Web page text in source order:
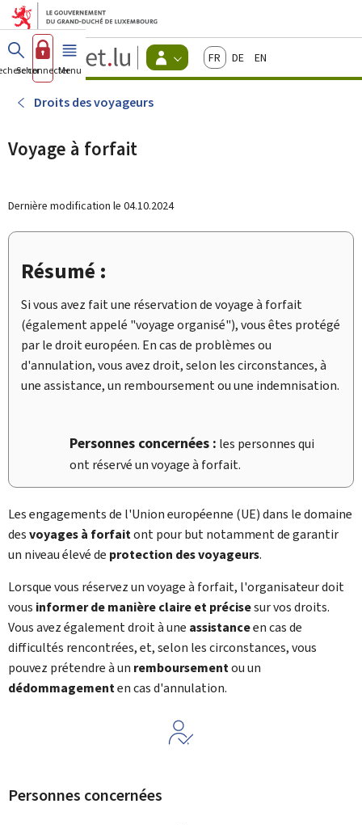
Aller au menu principal
Aller au contenu
Guichet.lu
Changer
d'espace
FrançaisDeutschEnglish
Se connecterMenu principal
Droits des voyageurs
Voyage à forfait
Dernière modification le 04.10.2024
Résumé :
Si vous avez fait une réservation de voyage à forfait
(également appelé "voyage organisé"), vous êtes protégé
par le droit européen. En cas de problèmes ou
d'annulation, vous avez droit, selon les circonstances, à
une assistance, un remboursement ou une indemnisation.
Personnes concernées : les personnes qui
ont réservé un voyage à forfait.
Les engagements de l'Union européenne (UE) dans le domaine
desvoyages à forfaitont pour but notamment de garantir
un niveau élevé de protection des voyageurs.
Lorsque vous réservez un voyage à forfait, l'organisateur doit
vous informer de manière claire et précisesur vos droits.
Vous avez également droit à une assistanceen cas de
difficultés rencontrées, et, selon les circonstances, vous
pouvez prétendre à un remboursementou un
dédommagementen cas d'annulation.
Personnes concernées